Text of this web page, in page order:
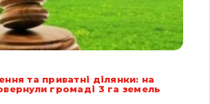
та приватні ділянки: на
громаді 3 га земель